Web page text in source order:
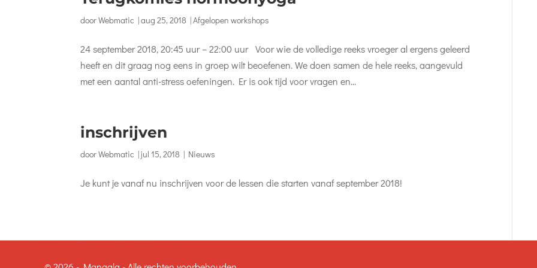
doorWebmatic |aug 25, 2018 |Afgelopen workshops
24 september 2018, 20:45 uur – 22:00 uur Voor wie de volledige reeks vroeger al ergens geleerd
heeft en dit graag nog eens in groep wilt beoefenen. We doen samen de hele reeks, aangevuld
met een aantal anti-stress oefeningen. Er is ook tijd voor vragen en...
inschrijven
doorWebmatic |jul 15, 2018 | Nieuws
Je kunt je vanaf nu inschrijven voor de lessen die starten vanaf september 2018!